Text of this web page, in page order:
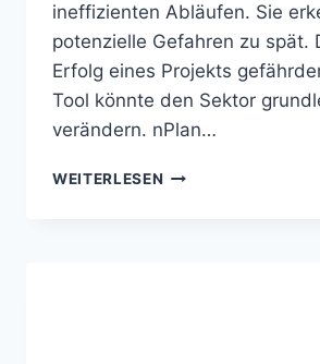
ineffizienten Abläufen. Sie
potenzielle Gefahren zu spät.
Erfolg eines Projekts
Tool könnte den Sektor
verändern. nPlan…
WEITERLESEN NPLAN